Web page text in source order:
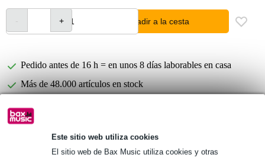
Este sitio web utiliza cookies
El sitio web de Bax Music utiliza cookies y otras
añadir a la cesta
Pedido antes de 16 h = en unos 8 días laborables en casa
Más de 48.000 artículos en stock
Información del producto